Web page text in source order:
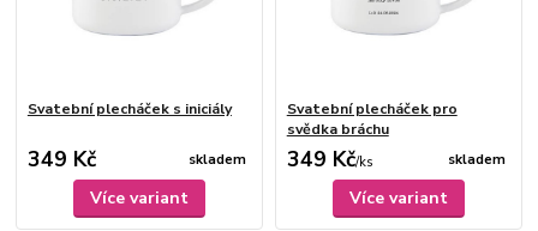
Svatební plecháček s iniciály
349 Kč skladem
Více variant
Svatební plecháček pro
svědka bráchu
349 Kč/ks skladem
Více variant